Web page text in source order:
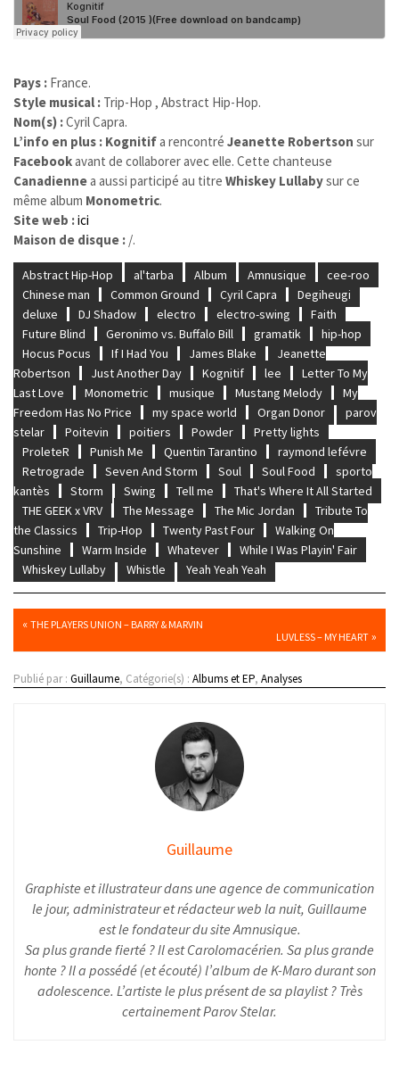
Pays : France.
Style musical : Trip-Hop , Abstract Hip-Hop.
Nom(s) :Cyril Capra.
L’info en plus : Kognitifa rencontré Jeanette Robertson sur
Facebookavant de collaborer avec elle. Cette chanteuse
Canadiennea aussi participé au titre Whiskey Lullabysur ce
même album Monometric.
Site web :ici
Maison de disque : /.
Abstract Hip-Hop al'tarba Album Amnusique
cee-roo
Chinese man
Common Ground Cyril Capra
Degiheugi
deluxe
DJ Shadow electro electro-swing
Faith
Future Blind
Geronimo vs. Buffalo Bill gramatik
hip-hop
Hocus Pocus
If I Had You James Blake
Jeanette
Robertson
Just Another Day Kognitif lee
Letter To My
Last Love
Monometric musique Mustang Melody
My
Freedom Has No Price
my space world Organ Donor
parov
stelar
Poitevin poitiers Powder
Pretty lights
ProleteR
Punish Me Quentin Tarantino
raymond lefévre
Retrograde
Seven And Storm Soul Soul Food
sporto
kantès
Storm Swing Tell me
That's Where It All Started
THE GEEK x VRV
The Message The Mic Jordan
Tribute To
the Classics
Trip-Hop Twenty Past Four
Walking On
Sunshine
Warm Inside Whatever
While I Was Playin' Fair
Whiskey Lullaby
Whistle Yeah Yeah Yeah
« THE PLAYERS UNION – BARRY & MARVIN
LUVLESS – MY HEART »
Publié par : Guillaume, Catégorie(s) : Albums et EP, Analyses
Guillaume
Graphiste et illustrateur dans une agence de communication
le jour, administrateur et rédacteur web la nuit, Guillaume
est le fondateur du site Amnusique.
Sa plus grande fierté ? Il est Carolomacérien. Sa plus grande
honte ? Il a possédé (et écouté) l’album de K-Maro durant son
adolescence. L’artiste le plus présent de sa playlist ? Très
certainement Parov Stelar.